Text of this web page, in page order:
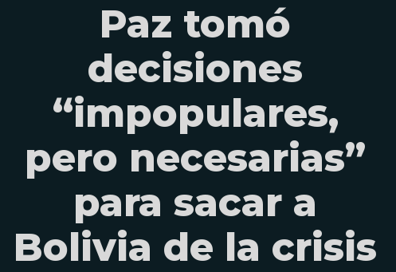
Paz tomó
decisiones
“impopulares,
pero necesarias”
para sacar a
Bolivia de la crisis